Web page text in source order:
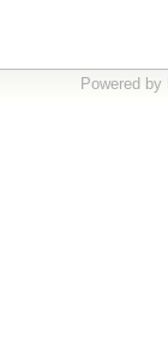
Powered by